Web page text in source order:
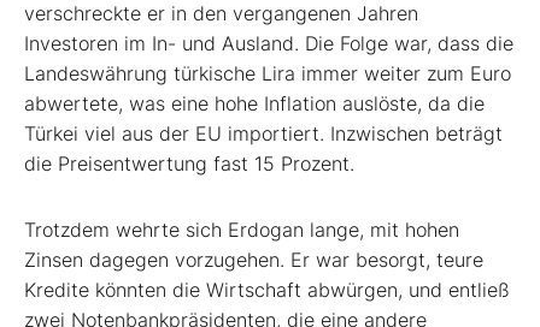
verschreckte er in den vergangenen Jahren
Investoren im In- und Ausland. Die Folge war, dass die
Landeswährung türkische Lira immer weiter zum Euro
abwertete, was eine hohe Inflation auslöste, da die
Türkei viel aus der EU importiert. Inzwischen beträgt
die Preisentwertung fast 15 Prozent.
Trotzdem wehrte sich Erdogan lange, mit hohen
Zinsen dagegen vorzugehen. Er war besorgt, teure
Kredite könnten die Wirtschaft abwürgen, und entließ
zwei Notenbankpräsidenten, die eine andere